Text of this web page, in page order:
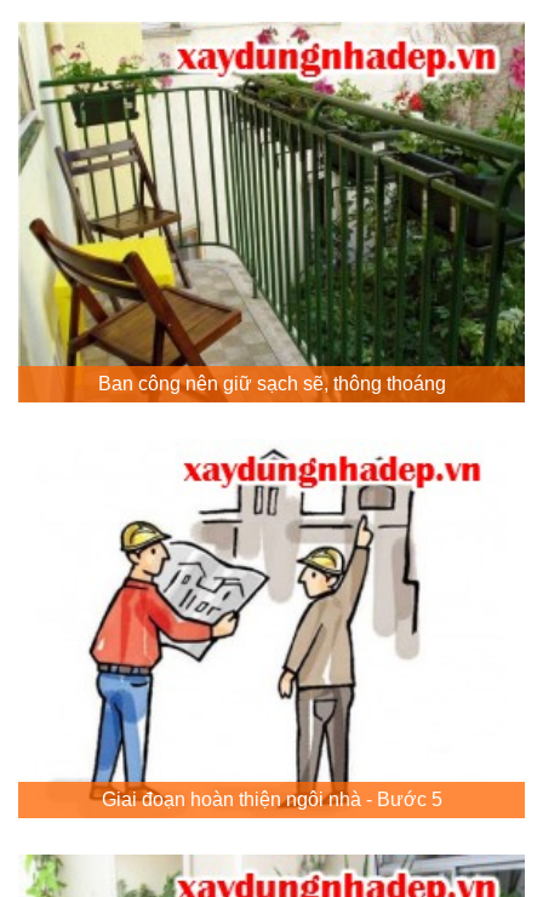
Ban công nên giữ sạch sẽ, thông thoáng
Giai đoạn hoàn thiện ngôi nhà - Bước 5